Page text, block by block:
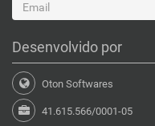
Desenvolvido por
Oton Softwares
41.615.566/0001-05